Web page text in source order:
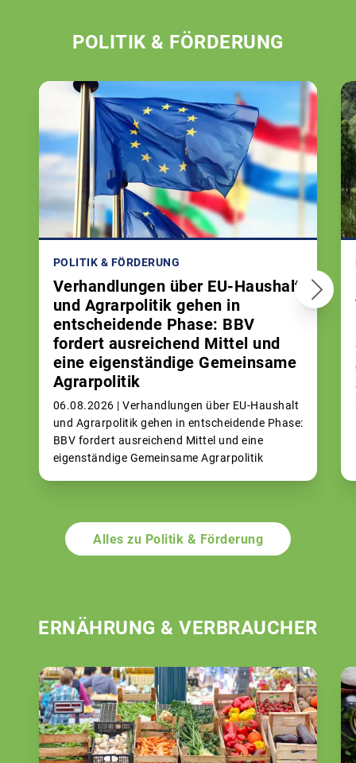
POLITIK & FÖRDERUNG
POLITIK & FÖRDERUNG
Verhandlungen über EU-Haushalt
und Agrarpolitik gehen in
entscheidende Phase: BBV
fordert ausreichend Mittel und
eine eigenständige Gemeinsame
Agrarpolitik
06.08.2026 | Verhandlungen über EU-Haushalt
und Agrarpolitik gehen in entscheidende Phase:
BBV fordert ausreichend Mittel und eine
eigenständige Gemeinsame Agrarpolitik
Alles zu Politik & Förderung
ERNÄHRUNG & VERBRAUCHER